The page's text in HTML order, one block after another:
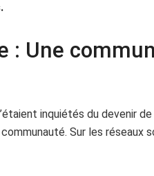
: Une
inquiétés du devenir
Sur les réseaux